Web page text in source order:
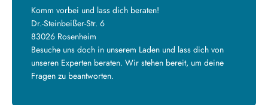
Komm vorbei und lass dich beraten!
Dr.-Steinbeißer-Str. 6
83026 Rosenheim
Besuche uns doch in unserem Laden und lass dich von
unseren Experten beraten. Wir stehen bereit, um deine
Fragen zu beantworten.